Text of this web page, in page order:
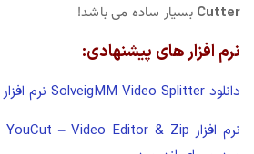
Cutter بسیار ساده می باشد!
نرم افزار های پیشنهادی:
دانلود SolveigMM Video Splitter نرم افزار ویرایش و برش ویدیو